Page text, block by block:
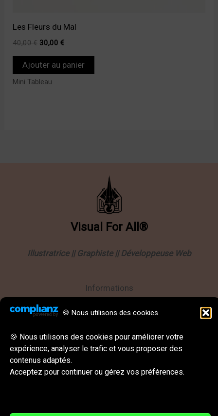
🍪 Nous utilisons des cookies
🍪 Nous utilisons des cookies pour améliorer votre
expérience, analyser le trafic et vous proposer des
contenus adaptés.
Acceptez pour continuer ou gérez vos préférences.
Les Fleurs du Mal
40,00€ 30,00€
Ajouter au panier
Mini Tableau
Visual For All®
Illustratrice || Graphiste || Développeuse Web
Informations
Politique de confidentialité
CGU || CGV
Réseaux sociaux & Contact